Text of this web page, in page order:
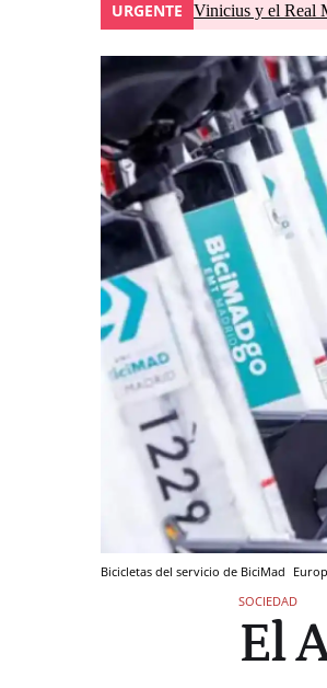
URGENTE Vinicius y el Real
Bicicletas del servicio de BiciMad
SOCIEDAD
El